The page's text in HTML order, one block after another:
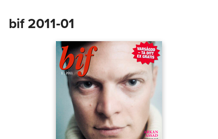
bif 2011‑01